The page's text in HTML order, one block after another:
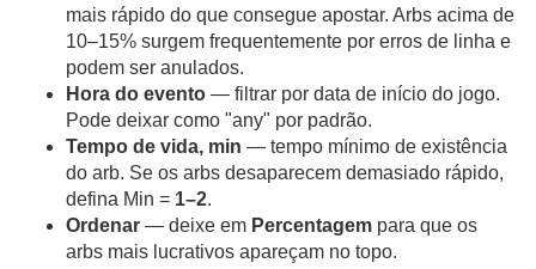
mais rápido do que consegue apostar. Arbs acima de
10–15% surgem frequentemente por erros de linha e
podem ser anulados.
Hora do evento — filtrar por data de início do jogo.
Pode deixar como "any" por padrão.
Tempo de vida, min — tempo mínimo de existência
do arb. Se os arbs desaparecem demasiado rápido,
defina Min = 1–2.
Ordenar — deixe em Percentagem para que os
arbs mais lucrativos apareçam no topo.